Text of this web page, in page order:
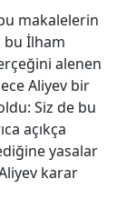
makalelerin
bu İlham
alenen
Aliyev bir
Siz de bu
açıkça
yasalar
karar